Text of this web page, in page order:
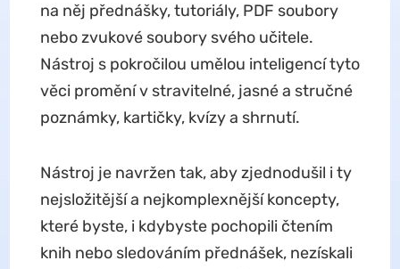
na něj přednášky, tutoriály, PDF soubory
nebo zvukové soubory svého učitele.
Nástroj s pokročilou umělou inteligencí tyto
věci promění v stravitelné, jasné a stručné
poznámky, kartičky, kvízy a shrnutí.
Nástroj je navržen tak, aby zjednodušil i ty
nejsložitější a nejkomplexnější koncepty,
které byste, i kdybyste pochopili čtením
knih nebo sledováním přednášek, nezískali